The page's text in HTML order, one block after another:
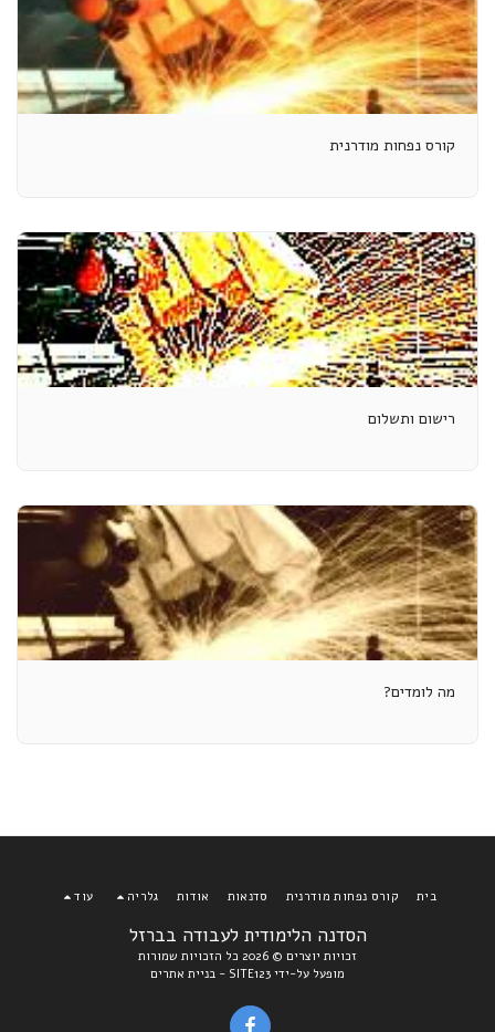
קורס נפחות מודרנית
רישום ותשלום
מה לומדים?
הסדנה הלימודית לעבודה בברזל
זכויות יוצרים © 2026 כל הזכויות שמורות
מופעל על-ידי SITE123
- בניית אתרים
בית קורס נפחות מודרנית סדנאות אודות גלריה עוד